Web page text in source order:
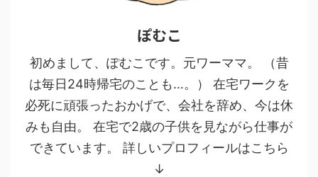
ぽむこ
初めまして、ぽむこです。元ワーママ。 （昔
は毎日24時帰宅のことも…。） 在宅ワークを
必死に頑張ったおかげで、会社を辞め、今は休
みも自由。 在宅で2歳の子供を見ながら仕事が
できています。 詳しいプロフィールはこちら
↓